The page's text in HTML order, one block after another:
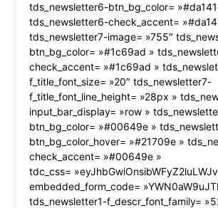
tds_newsletter6-btn_bg_color=
tds_newsletter6-check_accent=
tds_newsletter7-image= »755″
btn_bg_color= »#1c69ad »
check_accent= »#1c69ad »
f_title_font_size= »20″ tds_newsletter7-
f_title_font_line_height= »28px »
input_bar_display= »row »
btn_bg_color= »#00649e »
btn_bg_color_hover= »#21709e »
check_accent= »#00649e »
tdc_css=
embedded_form_code=
tds_newsletter1-f_descr_font_family=